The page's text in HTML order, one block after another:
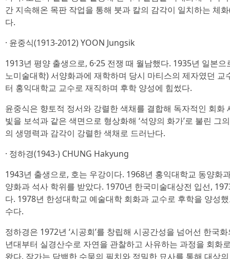
간 지속해온 목판 작업을 통해 붓과 칼의 감각이 일치하는 체
다.
· 윤중식(1913-2012) YOON Jungsik
1913년 평양 출생으로, 6·25 전쟁 때 월남했다. 1935년 일본
노미술대학) 서양화과에 재학하며 당시 마티스의 제자였던
터 홍익대학교 교수로 재직하며 후학 양성에 힘썼다.
윤중식은 향토적 정서와 강렬한 색채를 결합해 독자적인 회화
빛을 보석과 같은 색면으로 형상화해 ‘석양의 화가’로 불린 그
의 생명력과 감각이 강렬한 색채로 드러난다.
· 정하경(1943-) CHUNG Hakyung
1943년 출생으로, 호는 우강이다. 1968년 홍익대학교 동양화
양화과 석사 학위를 받았다. 1970년 한국미술대상전 입선,
다. 1978년 한성대학교 예술대학 회화과 교수로 후학을 양성
수다.
정하경은 1972년 ‘시공회’를 창립해 시공간성을 넘어선 한국
년대부터 실경산수로 자연을 관찰하고 사유하는 과정을 회화
왔다. 작가는 담백한 수묵의 필치와 정밀한 묘사를 통해 대상